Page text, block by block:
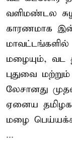
வளிமண்டல
காரணமாக
மாவட்டங்களில்
மழையும், வட
புதுவை
லேசானது
ஏனைய
மழை
...